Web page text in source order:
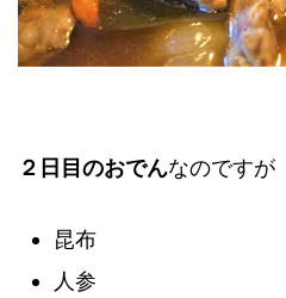
２日目のおでんなのですが
昆布
人参